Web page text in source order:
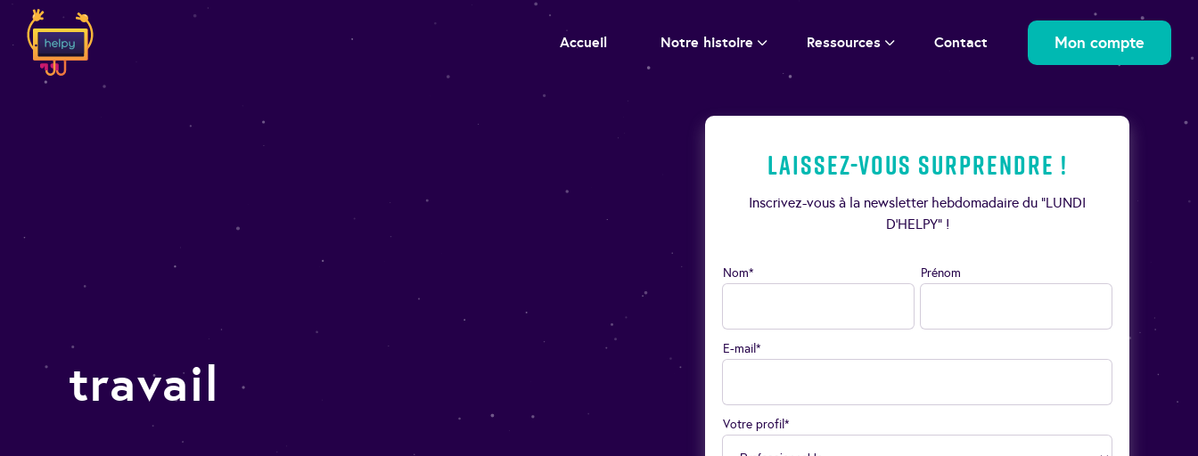
Accueil Notre histoire Ressources Contact Mon compte
travail
Laissez-vous surprendre !
Inscrivez-vous à la newsletter hebdomadaire du “LUNDI
D’HELPY” !
Nom* Prénom
E-mail*
Votre profil*